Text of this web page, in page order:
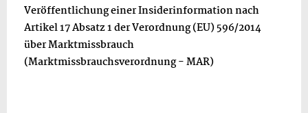
Veröffentlichung einer Insiderinformation nach
Artikel 17 Absatz 1 der Verordnung (EU) 596/2014
über Marktmissbrauch
(Marktmissbrauchsverordnung - MAR)